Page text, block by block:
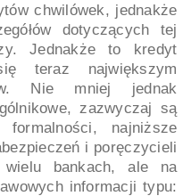
chwilówek, jednakże
dotyczących tej
Jednakże to kredyt
teraz największym
Nie mniej jednak
zazwyczaj są
najniższe
i poręczycieli
bankach, ale na
informacji typu: